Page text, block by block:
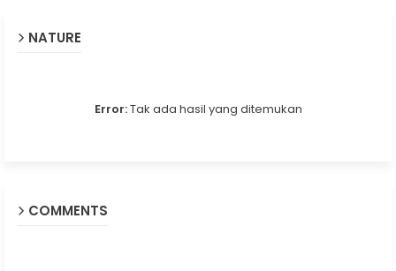
NATURE
Error:Tak ada hasil yang ditemukan
COMMENTS